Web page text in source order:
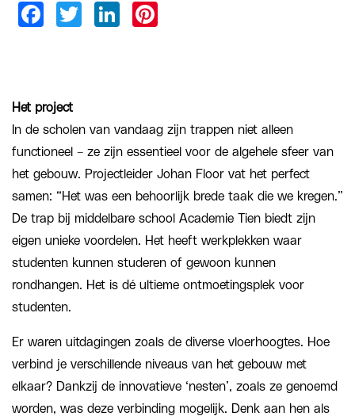
Het project
In de scholen van vandaag zijn trappen niet alleen
functioneel – ze zijn essentieel voor de algehele sfeer van
het gebouw. Projectleider Johan Floor vat het perfect
samen: “Het was een behoorlijk brede taak die we kregen.”
De trap bij middelbare school Academie Tien biedt zijn
eigen unieke voordelen. Het heeft werkplekken waar
studenten kunnen studeren of gewoon kunnen
rondhangen. Het is dé ultieme ontmoetingsplek voor
studenten.
Er waren uitdagingen zoals de diverse vloerhoogtes. Hoe
verbind je verschillende niveaus van het gebouw met
elkaar? Dankzij de innovatieve ‘nesten’, zoals ze genoemd
worden, was deze verbinding mogelijk. Denk aan hen als